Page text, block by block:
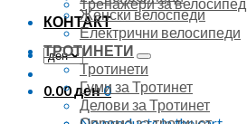
КОНТАКТ
0.00 ден0
Женски велоспеди
Електрични велосипеди
ТРОТИНЕТИ
Тротинети
Гуми за Тротинет
Делови за Тротинет